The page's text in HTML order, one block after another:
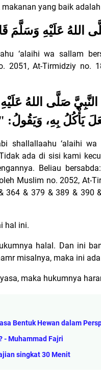
yang baik
اللهُ عَلَيْهِ وَسَلَّمَ
‘alaihi wa sallam
2051, At-Tirmidziy no.
صَلَّى اللهُ
يَأْكُلُ بِهِ، وَيَقُولُ:
shallallaahu ‘alaihi
ada di sisi kami
Beliau
Muslim no. 2052, At-
& 379 & 389 & 390
hal ini.
halal. Dan ini
misalnya, maka ini
maka hukumnya
Bentuk Hewan dalam
- Muhammad Fajri
singkat 30 Menit